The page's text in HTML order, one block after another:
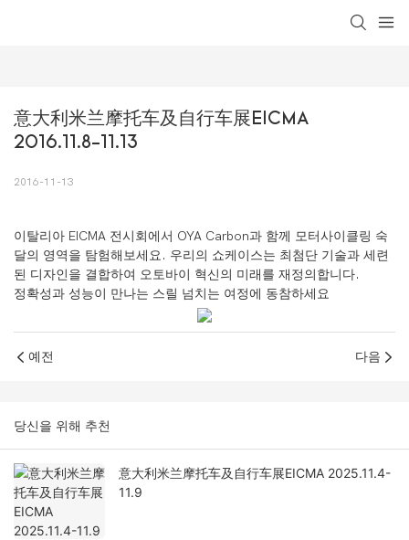
意大利米兰摩托车及自行车展EICMA
2016.11.8-11.13
2016-11-13
이탈리아 EICMA 전시회에서 OYA Carbon과 함께 모터사이클링 숙
달의 영역을 탐험해보세요. 우리의 쇼케이스는 최첨단 기술과 세련
된 디자인을 결합하여 오토바이 혁신의 미래를 재정의합니다.
정확성과 성능이 만나는 스릴 넘치는 여정에 동참하세요
예전 다음
당신을 위해 추천
意大利米兰摩托车及自行车展EICMA 2025.11.4-
11.9